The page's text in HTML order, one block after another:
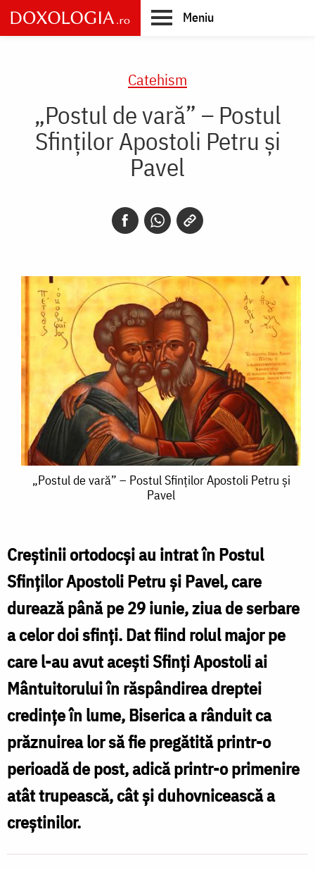
Skip
to
main
Meniu
Catehism
„Postul de vară” – Postul
Sfinţilor Apostoli Petru şi
Pavel
„Postul
–
Postul
Sfinţilor
Apostoli
Petru
şi
Pavel
„Postul de vară” – Postul Sfinţilor Apostoli Petru şi
Pavel
Creştinii ortodocşi au intrat în Postul
Sfinţilor Apostoli Petru şi Pavel, care
durează până pe 29 iunie, ziua de serbare
a celor doi sfinţi. Dat fiind rolul major pe
care l-au avut aceşti Sfinţi Apostoli ai
Mântuitorului în răspândirea dreptei
credinţe în lume, Biserica a rânduit ca
prăznuirea lor să fie pregătită printr-o
perioadă de post, adică printr-o primenire
atât trupească, cât şi duhovnicească a
creştinilor.